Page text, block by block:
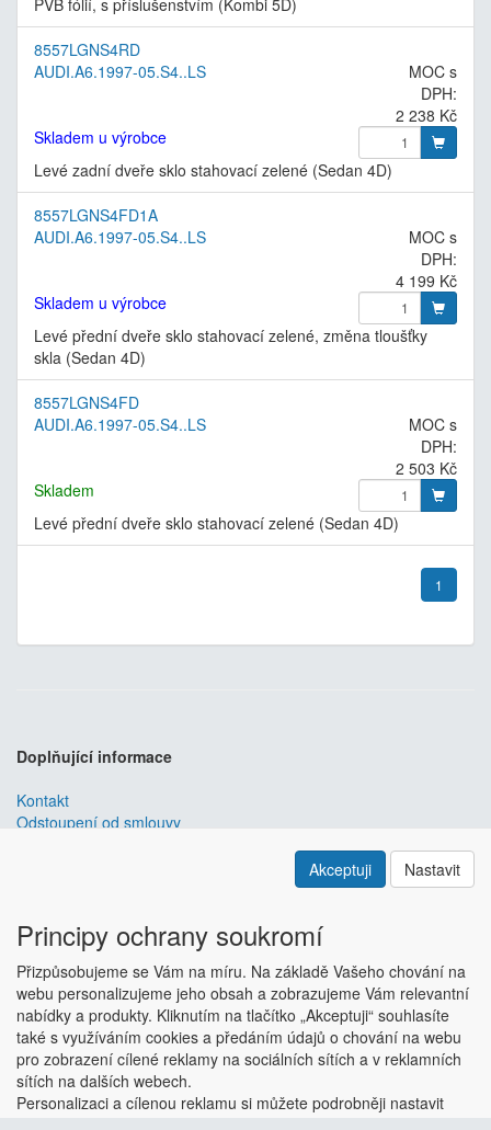
8557LGNS4RD
AUDI.A6.1997-05.S4..LS
MOC s
DPH:
2 238 Kč
Skladem u výrobce
Levé zadní dveře sklo stahovací zelené (Sedan 4D)
8557LGNS4FD1A
AUDI.A6.1997-05.S4..LS
MOC s
DPH:
4 199 Kč
Skladem u výrobce
Levé přední dveře sklo stahovací zelené, změna tloušťky
skla (Sedan 4D)
8557LGNS4FD
AUDI.A6.1997-05.S4..LS
MOC s
DPH:
2 503 Kč
Skladem
Levé přední dveře sklo stahovací zelené (Sedan 4D)
1
Doplňující informace
Kontakt
Odstoupení od smlouvy
je nejlepším řešením e-commerce pro informační
ESHOP dodáváme předpřipravený s uživatelsky příjemnou
responzivní šablonou, která se dá upravit a optimalizovat na míru.
Hlavní výhody? Přehlednost, intuitivní ovládání, administrace a
data ve Vaší ABŘE. Chci zjistit více
Copyright © ABRA Software a.s. 2018
Akceptuji Nastavit
Principy ochrany soukromí
Přizpůsobujeme se Vám na míru. Na základě Vašeho chování na
webu personalizujeme jeho obsah a zobrazujeme Vám relevantní
nabídky a produkty. Kliknutím na tlačítko „Akceptuji“ souhlasíte
také s využíváním cookies a předáním údajů o chování na webu
pro zobrazení cílené reklamy na sociálních sítích a v reklamních
sítích na dalších webech.
Personalizaci a cílenou reklamu si můžete podrobněji nastavit